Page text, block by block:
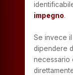
impegno.
Se invece
dipendere
necessario